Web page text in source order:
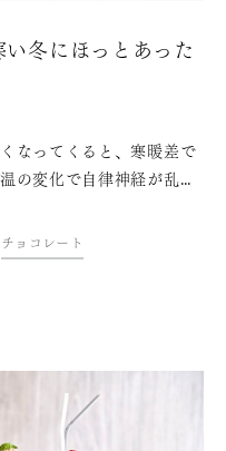
冬にほっとあった
なってくると、寒暖差で
の変化で自律神経が乱れ
ったりなのが、飲む点滴
じあまざけ）です。麹甘
チョコレート